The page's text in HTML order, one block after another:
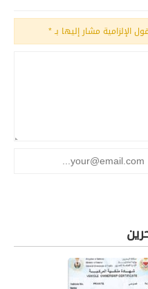
الإلزامية مشار إليها بـ*